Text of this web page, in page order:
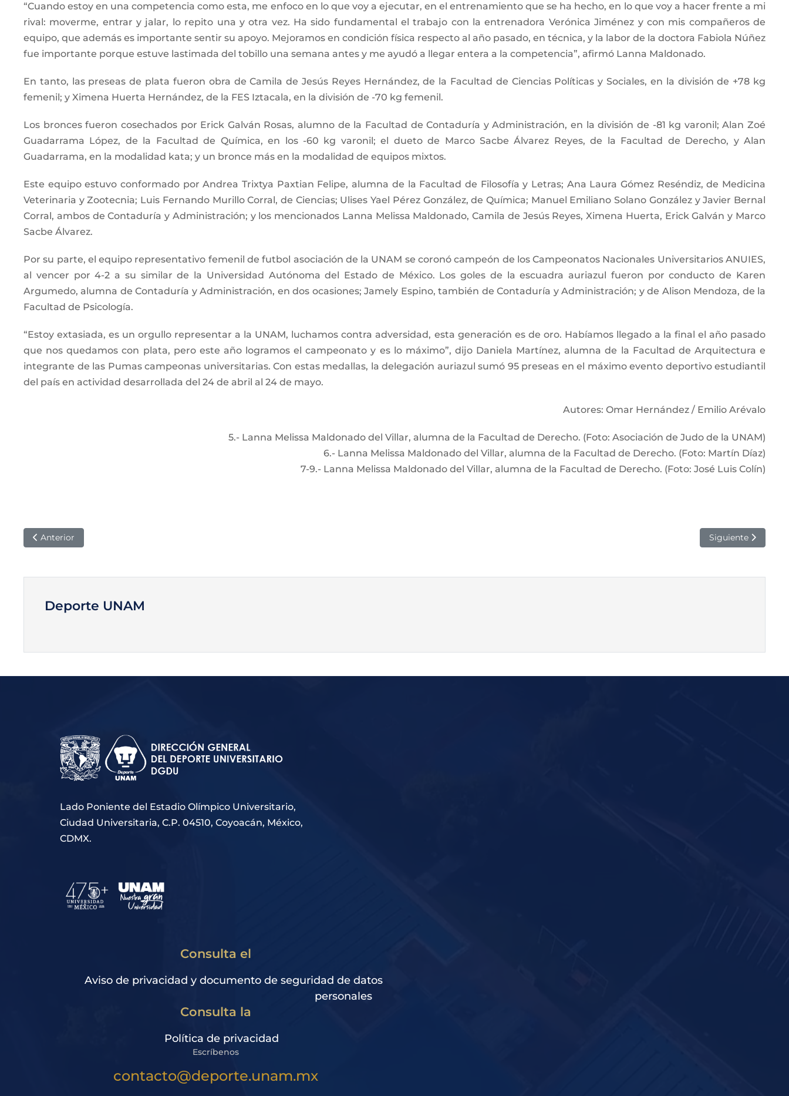
“Cuando estoy en una competencia como esta, me enfoco en lo que voy a ejecutar, en el entrenamiento que se ha hecho, en lo que voy a hacer frente a mi
rival: moverme, entrar y jalar, lo repito una y otra vez. Ha sido fundamental el trabajo con la entrenadora Verónica Jiménez y con mis compañeros de
equipo, que además es importante sentir su apoyo. Mejoramos en condición física respecto al año pasado, en técnica, y la labor de la doctora Fabiola Núñez
fue importante porque estuve lastimada del tobillo una semana antes y me ayudó a llegar entera a la competencia”, afirmó Lanna Maldonado.
En tanto, las preseas de plata fueron obra de Camila de Jesús Reyes Hernández, de la Facultad de Ciencias Políticas y Sociales, en la división de +78 kg
femenil; y Ximena Huerta Hernández, de la FES Iztacala, en la división de -70 kg femenil.
Los bronces fueron cosechados por Erick Galván Rosas, alumno de la Facultad de Contaduría y Administración, en la división de -81 kg varonil; Alan Zoé
Guadarrama López, de la Facultad de Química, en los -60 kg varonil; el dueto de Marco Sacbe Álvarez Reyes, de la Facultad de Derecho, y Alan
Guadarrama, en la modalidad kata; y un bronce más en la modalidad de equipos mixtos.
Este equipo estuvo conformado por Andrea Trixtya Paxtian Felipe, alumna de la Facultad de Filosofía y Letras; Ana Laura Gómez Reséndiz, de Medicina
Veterinaria y Zootecnia; Luis Fernando Murillo Corral, de Ciencias; Ulises Yael Pérez González, de Química; Manuel Emiliano Solano González y Javier Bernal
Corral, ambos de Contaduría y Administración; y los mencionados Lanna Melissa Maldonado, Camila de Jesús Reyes, Ximena Huerta, Erick Galván y Marco
Sacbe Álvarez.
Por su parte, el equipo representativo femenil de futbol asociación de la UNAM se coronó campeón de los Campeonatos Nacionales Universitarios ANUIES,
al vencer por 4-2 a su similar de la Universidad Autónoma del Estado de México. Los goles de la escuadra auriazul fueron por conducto de Karen
Argumedo, alumna de Contaduría y Administración, en dos ocasiones; Jamely Espino, también de Contaduría y Administración; y de Alison Mendoza, de la
Facultad de Psicología.
“Estoy extasiada, es un orgullo representar a la UNAM, luchamos contra adversidad, esta generación es de oro. Habíamos llegado a la final el año pasado
que nos quedamos con plata, pero este año logramos el campeonato y es lo máximo”, dijo Daniela Martínez, alumna de la Facultad de Arquitectura e
integrante de las Pumas campeonas universitarias. Con estas medallas, la delegación auriazul sumó 95 preseas en el máximo evento deportivo estudiantil
del país en actividad desarrollada del 24 de abril al 24 de mayo.
Autores: Omar Hernández / Emilio Arévalo
5.- Lanna Melissa Maldonado del Villar, alumna de la Facultad de Derecho. (Foto: Asociación de Judo de la UNAM)
6.- Lanna Melissa Maldonado del Villar, alumna de la Facultad de Derecho. (Foto: Martín Díaz)
7-9.- Lanna Melissa Maldonado del Villar, alumna de la Facultad de Derecho. (Foto: José Luis Colín)
Anterior Siguiente
Deporte UNAM
Lado Poniente del Estadio Olímpico Universitario,
Ciudad Universitaria, C.P. 04510, Coyoacán, México,
CDMX.
Consulta el
Aviso de privacidad y documento de seguridad de datos
personales
Consulta la
Política de privacidad
Escríbenos
contacto@deporte.unam.mx